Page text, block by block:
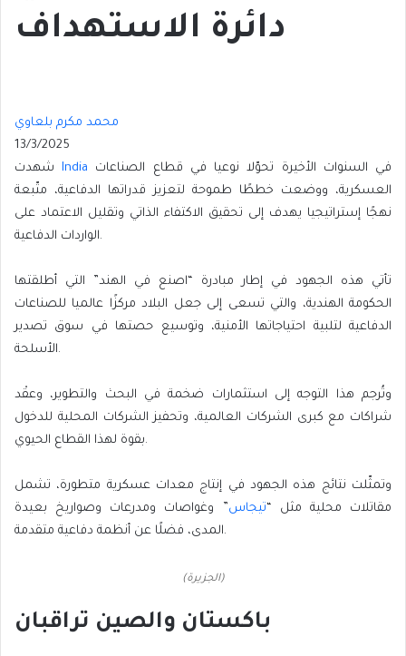
دائرة الاستهداف
محمد مكرم بلعاوي
13/3/2025
شهدتIndia
العسكرية، ووضعت خططًا طموحة لتعزيز قدراتها الدفاعية، متّبعة
نهجًا إستراتيجيا يهدف إلى تحقيق الاكتفاء الذاتي وتقليل الاعتماد على
الواردات الدفاعية.
تأتي هذه الجهود في إطار مبادرة “اصنع في الهند” التي أطلقتها
الحكومة الهندية، والتي تسعى إلى جعل البلاد مركزًا عالميا للصناعات
الدفاعية لتلبية احتياجاتها الأمنية، وتوسيع حصتها في سوق تصدير
الأسلحة.
وتُرجم هذا التوجه إلى استثمارات ضخمة في البحث والتطوير، وعقْد
شراكات مع كبرى الشركات العالمية، وتحفيز الشركات المحلية للدخول
بقوة لهذا القطاع الحيوي.
وتمثّلت نتائج هذه الجهود في إنتاج معدات عسكرية متطورة، تشمل
مقاتلات محلية مثل “تيجاس” وغواصات ومدرعات وصواريخ بعيدة
المدى، فضلًا عن أنظمة دفاعية متقدمة.
(الجزيرة)
باكستان والصين تراقبان